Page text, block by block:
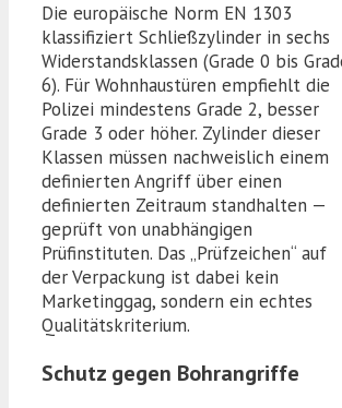
Die europäische Norm EN 1303
klassifiziert Schließzylinder in sechs
Widerstandsklassen (Grade 0 bis
6). Für Wohnhaustüren empfiehlt die
Polizei mindestens Grade 2, besser
Grade 3 oder höher. Zylinder dieser
Klassen müssen nachweislich einem
definierten Angriff über einen
definierten Zeitraum standhalten —
geprüft von unabhängigen
Prüfinstituten. Das „Prüfzeichen“ auf
der Verpackung ist dabei kein
Marketinggag, sondern ein echtes
Qualitätskriterium.
Schutz gegen Bohrangriffe